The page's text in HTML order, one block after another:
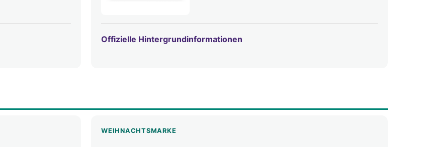
Offizielle Hintergrundinformationen
WEIHNACHTSMARKE